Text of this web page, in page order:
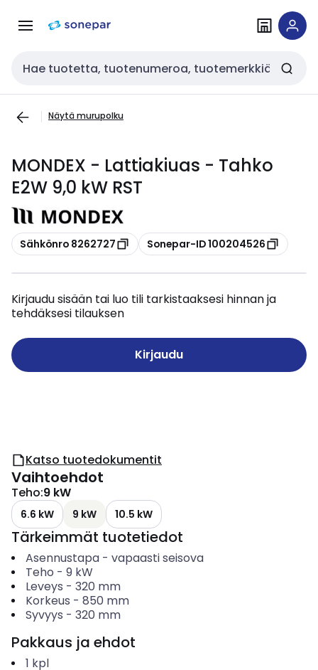
navigointiinsisältöön
Haku
Näytä murupolku
MONDEX - Lattiakiuas - Tahko
E2W 9,0 kW RST
Kopioi
Sähkönro 8262727 Kopioi
Sonepar-ID 100204526
Kirjaudu sisään tai luo tili tarkistaaksesi hinnan ja
tehdäksesi tilauksen
Kirjaudu
Katso tuotedokumentit
Vaihtoehdot
Teho:9 kW
6.6 kW 9 kW 10.5 kW
Tärkeimmät tuotetiedot
Asennustapa- vapaasti seisova
Teho - 9 kW
Leveys - 320 mm
Korkeus - 850 mm
Syvyys - 320 mm
Pakkaus ja ehdot
1 kpl